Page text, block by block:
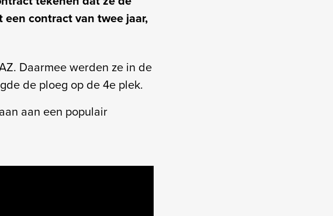
contract van twee jaar,
Daarmee werden ze in de
de ploeg op de 4e plek.
aan een populair